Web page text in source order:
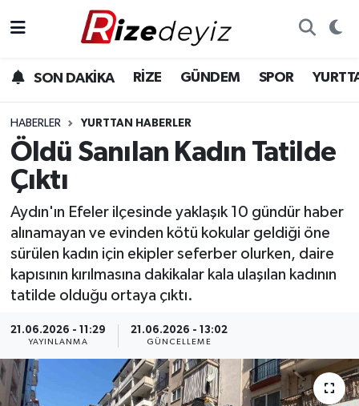
SON DAKİKA RİZE GÜNDEM SPOR
HABERLER YURTTAN HABERLER
Öldü Sanılan Kadın Tatilde
Çıktı
Aydın'ın Efeler ilçesinde yaklaşık 10 gündür haber
alınamayan ve evinden kötü kokular geldiği öne
sürülen kadın için ekipler seferber olurken, daire
kapısının kırılmasına dakikalar kala ulaşılan kadının
tatilde olduğu ortaya çıktı.
21.06.2026 - 11:29
YAYINLANMA
21.06.2026 - 13:02
GÜNCELLEME
Gündem
Yurttan Haberler
Ekonomi
Rize Hava Durumu
Rize Trafik Yoğunluk Haritası
Süper Lig Puan Durumu ve Fikstür
Tüm Manşetler
Son Dakika Haberleri
Haber Arşivi